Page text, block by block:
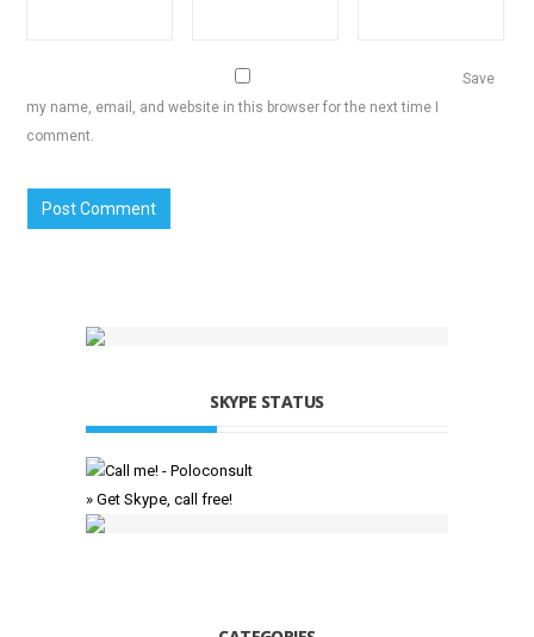
Save
my name, email, and website in this browser for the next time I
comment.
SKYPE STATUS
» Get Skype, call free!